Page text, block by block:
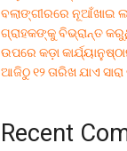
ବଲାଙ୍ଗୀରରେ ନୂଆଁଖାଇ
ଗ୍ରାହକଙ୍କୁ ବିଭ୍ରାନ୍ତ
ଉପରେ କଡ଼ା
ଆଜିଠୁ ୧୨ ତାରିଖ ଯାଏ
Recent